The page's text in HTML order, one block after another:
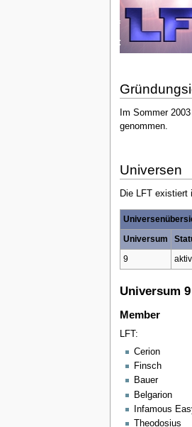
Im Sommer
genommen.
Universen
Die LFT existiert
Universum
9
aktiv
Universum 9
Member
LFT:
Cerion
Finsch
Bauer
Belgarion
Infamous
Theodosius